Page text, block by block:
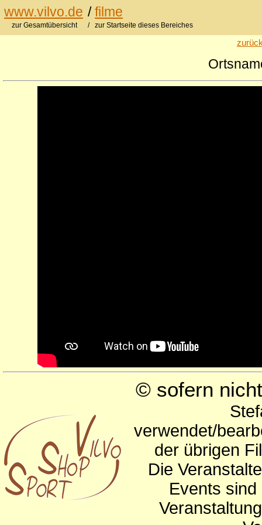
www.vilvo.de /filme
zur Gesamtübersicht / zur Startseite dieses Bereiches
© sofern
verwendet/
der übrigen
Die
Events